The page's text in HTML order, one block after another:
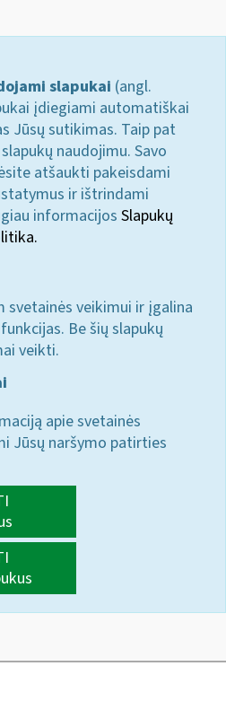
slapukai (angl.
įdiegiami automatiškai
Jūsų sutikimas. Taip pat
naudojimu. Savo
atšaukti pakeisdami
ir ištrindami
informacijos Slapukų
svetainės veikimui ir įgalina
Be šių slapukų
veikti.
apie svetainės
Jūsų naršymo patirties